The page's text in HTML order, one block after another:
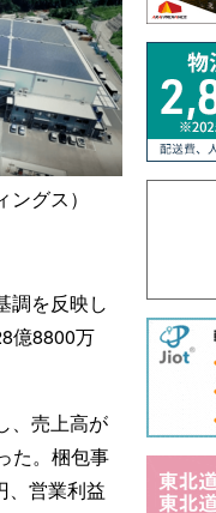
グス）
調を反映し
億8800万
、売上高が
た。梱包事
、営業利益